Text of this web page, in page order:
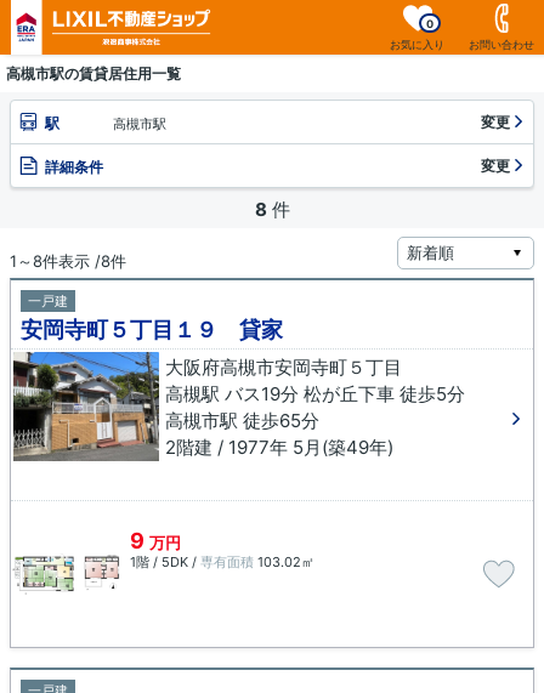
お気に入り
0
お問い合わせ
高槻市駅の賃貸居住用一覧
駅 高槻市駅 変更
詳細条件 変更
8 件
1～8件表示 /8件
一戸建
安岡寺町５丁目１９ 貸家
大阪府高槻市安岡寺町５丁目
高槻駅 バス19分 松が丘下車 徒歩5分
高槻市駅 徒歩65分
2階建 / 1977年 5月(築49年)
9 万円
1階 / 5DK / 専有面積 103.02㎡